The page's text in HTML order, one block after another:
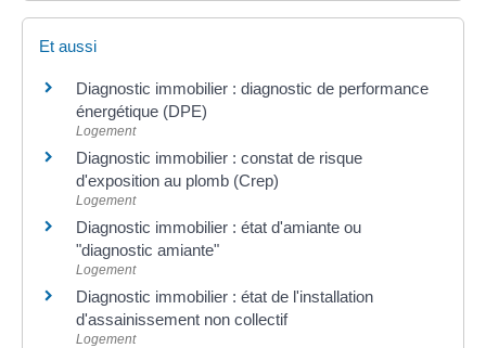
Et aussi
Diagnostic immobilier : diagnostic de performance
énergétique (DPE)
Logement
Diagnostic immobilier : constat de risque
d'exposition au plomb (Crep)
Logement
Diagnostic immobilier : état d'amiante ou
"diagnostic amiante"
Logement
Diagnostic immobilier : état de l'installation
d'assainissement non collectif
Logement